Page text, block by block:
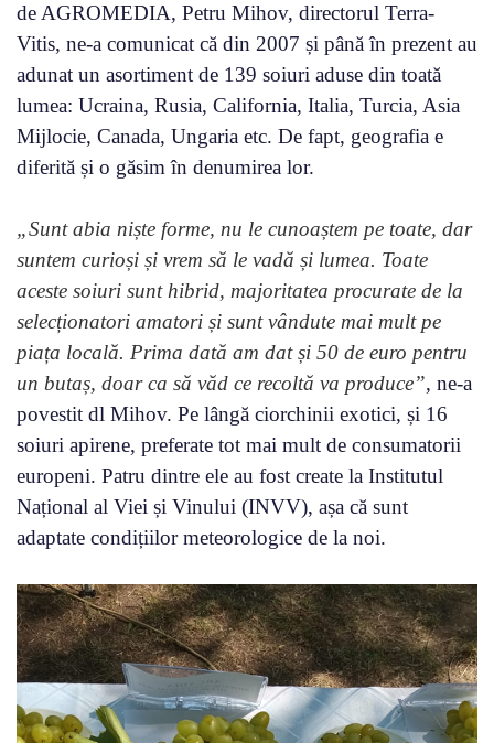
de AGROMEDIA, Petru Mihov, directorul Terra-
Vitis, ne-a comunicat că din 2007 și până în prezent au
adunat un asortiment de 139 soiuri aduse din toată
lumea: Ucraina, Rusia, California, Italia, Turcia, Asia
Mijlocie, Canada, Ungaria etc. De fapt, geografia e
diferită și o găsim în denumirea lor.
„Sunt abia niște forme, nu le cunoaștem pe toate, dar
suntem curioși și vrem să le vadă și lumea. Toate
aceste soiuri sunt hibrid, majoritatea procurate de la
selecționatori amatori și sunt vândute mai mult pe
piața locală. Prima dată am dat și 50 de euro pentru
un butaș, doar ca să văd ce recoltă va produce”, ne-a
povestit dl Mihov. Pe lângă ciorchinii exotici, și 16
soiuri apirene, preferate tot mai mult de consumatorii
europeni. Patru dintre ele au fost create la Institutul
Național al Viei și Vinului (INVV), așa că sunt
adaptate condițiilor meteorologice de la noi.